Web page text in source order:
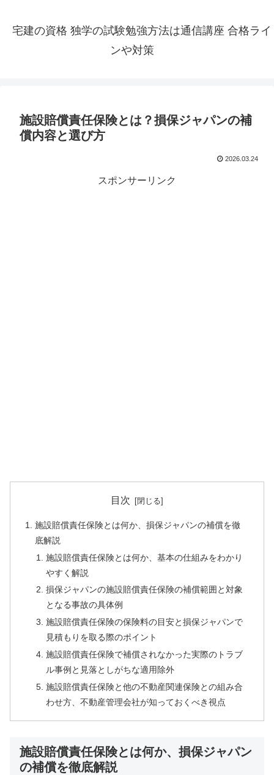
宅建の資格 独学の試験勉強方法は通信講座 合格ライ
ンや対策
施設賠償責任保険とは？損保ジャパンの補
償内容と選び方
2026.03.24
スポンサーリンク
目次
施設賠償責任保険とは何か、損保ジャパンの補償を徹
底解説
施設賠償責任保険とは何か、基本の仕組みをわかり
やすく解説
損保ジャパンの施設賠償責任保険の補償範囲と対象
となる事故の具体例
施設賠償責任保険の保険料の目安と損保ジャパンで
見積もりを取る際のポイント
施設賠償責任保険で補償されなかった実際のトラブ
ル事例と見落としがちな適用除外
施設賠償責任保険と他の不動産関連保険との組み合
わせ方、不動産管理会社が知っておくべき視点
施設賠償責任保険とは何か、損保ジャパン
の補償を徹底解説